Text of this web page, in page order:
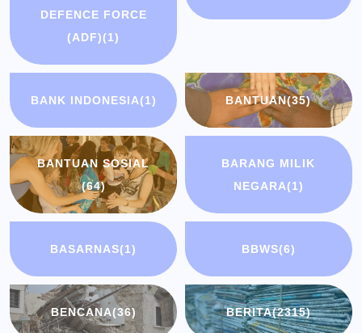
DEFENCE FORCE
(ADF)(1)
BANK INDONESIA(1) BANTUAN(35)
BANTUAN SOSIAL
(64)
BARANG MILIK
NEGARA(1)
BASARNAS(1) BBWS(6)
BENCANA(36) BERITA(2315)